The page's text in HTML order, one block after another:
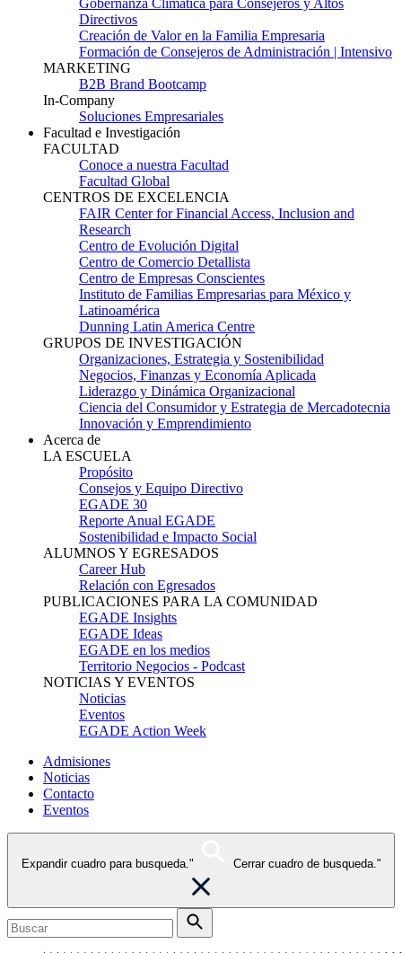
Gobernanza Climática para Consejeros y Altos
Directivos
Creación de Valor en la Familia Empresaria
Formación de Consejeros de Administración | Intensivo
MARKETING
B2B Brand Bootcamp
In-Company
Soluciones Empresariales
Facultad e Investigación
FACULTAD
Conoce a nuestra Facultad
Facultad Global
CENTROS DE EXCELENCIA
FAIR Center for Financial Access, Inclusion and
Research
Centro de Evolución Digital
Centro de Comercio Detallista
Centro de Empresas Conscientes
Instituto de Familias Empresarias para México y
Latinoamérica
Dunning Latin America Centre
GRUPOS DE INVESTIGACIÓN
Organizaciones, Estrategia y Sostenibilidad
Negocios, Finanzas y Economía Aplicada
Liderazgo y Dinámica Organizacional
Ciencia del Consumidor y Estrategia de Mercadotecnia
Innovación y Emprendimiento
Acerca de
LA ESCUELA
Propósito
Consejos y Equipo Directivo
EGADE 30
Reporte Anual EGADE
Sostenibilidad e Impacto Social
ALUMNOS Y EGRESADOS
Career Hub
Relación con Egresados
PUBLICACIONES PARA LA COMUNIDAD
EGADE Insights
EGADE Ideas
EGADE en los medios
Territorio Negocios - Podcast
NOTICIAS Y EVENTOS
Noticias
Eventos
EGADE Action Week
Admisiones
Noticias
Contacto
Eventos
Expandir cuadro para busqueda." Cerrar cuadro de busqueda."